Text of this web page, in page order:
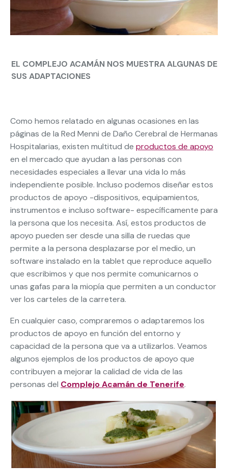
EL COMPLEJO ACAMÁN NOS MUESTRA ALGUNAS DE
SUS ADAPTACIONES
Como hemos relatado en algunas ocasiones en las
páginas de la Red Menni de Daño Cerebral de Hermanas
Hospitalarias, existen multitud de productos de apoyo
en el mercado que ayudan a las personas con
necesidades especiales a llevar una vida lo más
independiente posible. Incluso podemos diseñar estos
productos de apoyo -dispositivos, equipamientos,
instrumentos e incluso software- específicamente para
la persona que los necesita. Así, estos productos de
apoyo pueden ser desde una silla de ruedas que
permite a la persona desplazarse por el medio, un
software instalado en la tablet que reproduce aquello
que escribimos y que nos permite comunicarnos o
unas gafas para la miopía que permiten a un conductor
ver los carteles de la carretera.
En cualquier caso, compraremos o adaptaremos los
productos de apoyo en función del entorno y
capacidad de la persona que va a utilizarlos. Veamos
algunos ejemplos de los productos de apoyo que
contribuyen a mejorar la calidad de vida de las
personas del Complejo Acamán de Tenerife.